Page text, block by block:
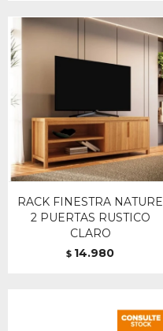
RACK FINESTRA NATURE
2 PUERTAS RUSTICO
CLARO
$ 14.980